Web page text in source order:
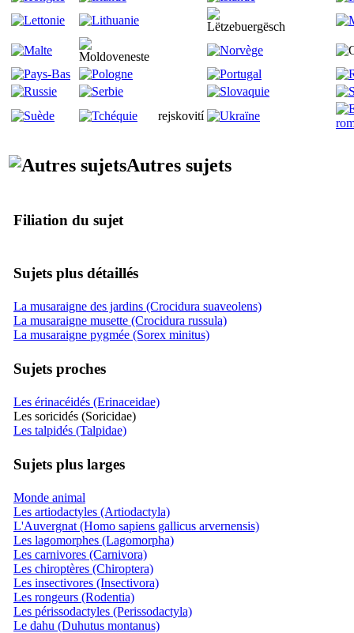
rejskovití
Autres sujets
Filiation du sujet
Sujets plus détaillés
La musaraigne des jardins (Crocidura suaveolens)
La musaraigne musette (Crocidura russula)
La musaraigne pygmée (Sorex minitus)
Sujets proches
Les érinacéidés (Erinaceidae)
Les soricidés (Soricidae)
Les talpidés (Talpidae)
Sujets plus larges
Monde animal
Les artiodactyles (Artiodactyla)
L'Auvergnat (Homo sapiens gallicus arvernensis)
Les lagomorphes (Lagomorpha)
Les carnivores (Carnivora)
Les chiroptères (Chiroptera)
Les insectivores (Insectivora)
Les rongeurs (Rodentia)
Les périssodactyles (Perissodactyla)
Le dahu (Duhutus montanus)